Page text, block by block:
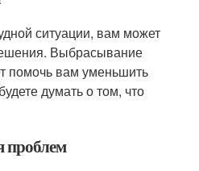
ситуации, вам может
Выбрасывание
помочь вам уменьшить
думать о том, что
проблем